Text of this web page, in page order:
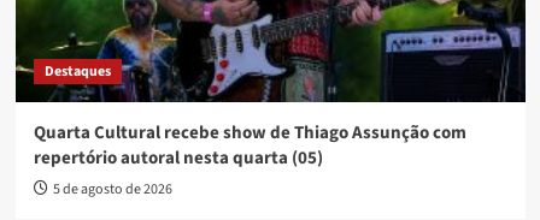
Destaques
Quarta Cultural recebe show de Thiago Assunção com
repertório autoral nesta quarta (05)
5 de agosto de 2026